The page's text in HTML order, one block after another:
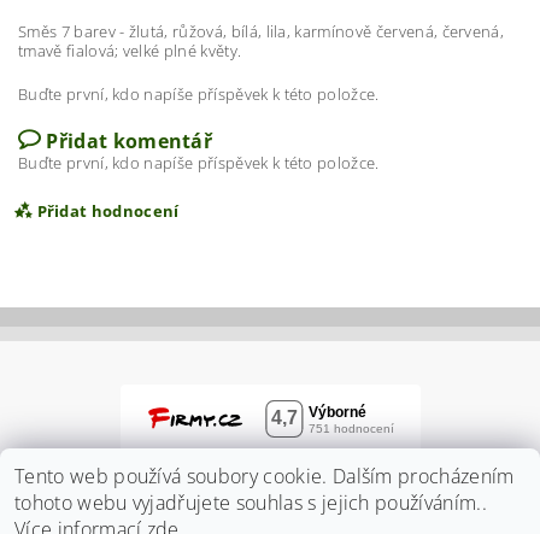
Směs 7 barev - žlutá, růžová, bílá, lila, karmínově červená, červená,
tmavě fialová; velké plné květy.
Buďte první, kdo napíše příspěvek k této položce.
Přidat komentář
Buďte první, kdo napíše příspěvek k této položce.
Přidat hodnocení
Tento web používá soubory cookie. Dalším procházením
tohoto webu vyjadřujete souhlas s jejich používáním..